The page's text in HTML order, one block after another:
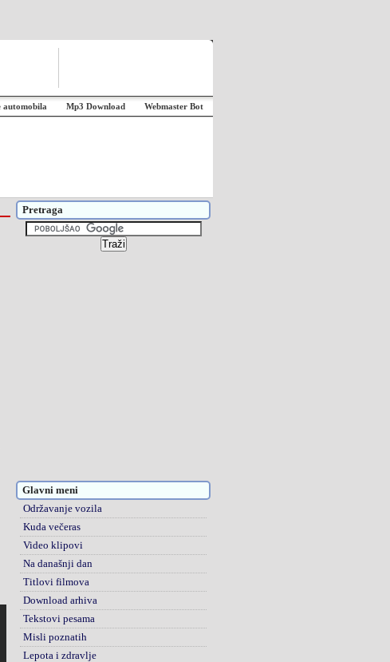
automobila Mp3 Download Webmaster Bot
Pretraga
Glavni meni
Održavanje vozila
Kuda večeras
Video klipovi
Na današnji dan
Titlovi filmova
Download arhiva
Tekstovi pesama
Misli poznatih
Lepota i zdravlje